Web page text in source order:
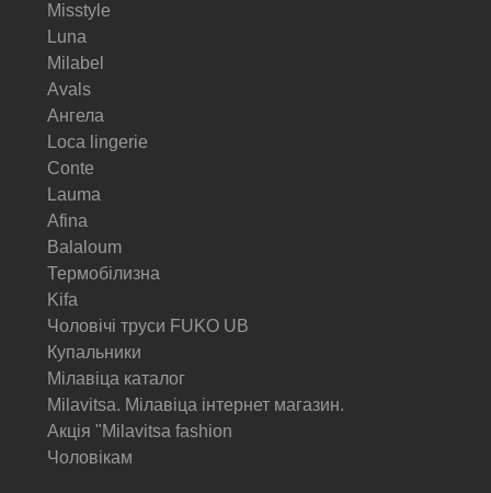
Misstyle
Luna
Milabel
Avals
Ангела
Loca lingerie
Conte
Lauma
Afina
Balaloum
Термобілизна
Kifa
Чоловічі труси FUKO UB
Купальники
Мілавіца каталог
Milavitsa. Мілавіца інтернет магазин.
Акція "Milavitsa fashion
Чоловікам